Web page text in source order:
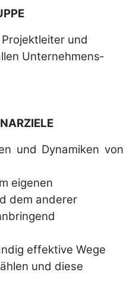
und
Unter­nehmens­
und Dynamiken von
eigenen
dem anderer
effektive Wege
und diese